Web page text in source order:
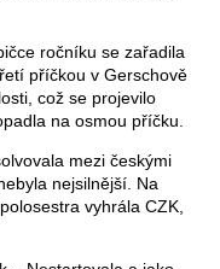
ročníku se zařadila
příčkou v Gerschově
což se projevilo
na osmou příčku.
mezi českými
nejsilnější. Na
vyhrála CZK,